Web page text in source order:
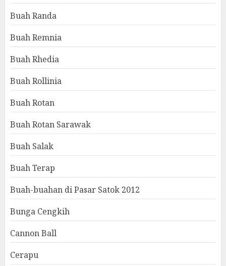
Buah Randa
Buah Remnia
Buah Rhedia
Buah Rollinia
Buah Rotan
Buah Rotan Sarawak
Buah Salak
Buah Terap
Buah-buahan di Pasar Satok 2012
Bunga Cengkih
Cannon Ball
Cerapu